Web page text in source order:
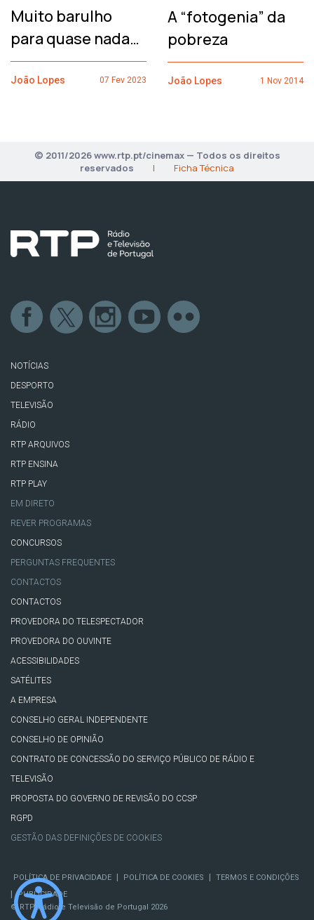
Muito barulho
para quase nada…
João Lopes 07 Fev 2023
A “fotogenia” da
pobreza
João Lopes 1 Nov 2014
© 2011/2026 www.rtp.pt/cinemax — Todos os direitos
reservados
| Ficha Técnica
NOTÍCIAS
DESPORTO
TELEVISÃO
RÁDIO
RTP ARQUIVOS
RTP ENSINA
RTP PLAY
EM DIRETO
REVER PROGRAMAS
CONCURSOS
PERGUNTAS FREQUENTES
CONTACTOS
CONTACTOS
PROVEDORA DO TELESPECTADOR
PROVEDORA DO OUVINTE
ACESSIBILIDADES
SATÉLITES
A EMPRESA
CONSELHO GERAL INDEPENDENTE
CONSELHO DE OPINIÃO
CONTRATO DE CONCESSÃO DO SERVIÇO PÚBLICO DE RÁDIO E
TELEVISÃO
PROPOSTA DO GOVERNO DE REVISÃO DO CCSP
RGPD
GESTÃO DAS DEFINIÇÕES DE COOKIES
POLÍTICA DE PRIVACIDADE | POLÍTICA DE COOKIES | TERMOS E CONDIÇÕES
|
PUBLICIDADE
© RTP, Rádio e Televisão de Portugal 2026